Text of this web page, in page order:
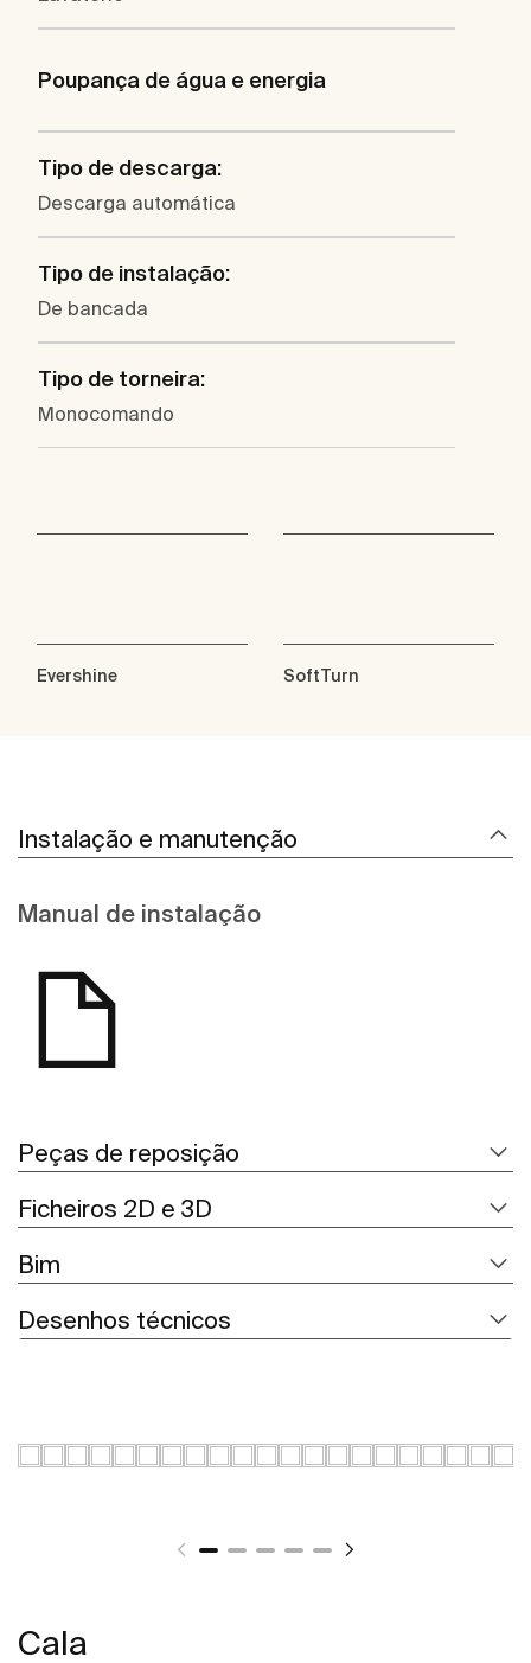
Poupança de água e energia
Tipo de descarga:
Descarga automática
Tipo de instalação:
De bancada
Tipo de torneira:
Monocomando
Evershine SoftTurn
Instalação e manutenção
Manual de instalação
Peças de reposição
Ficheiros 2D e 3D
Bim
Desenhos técnicos
Cala